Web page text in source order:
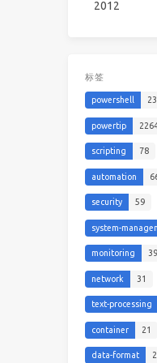
2012
标签
powershell
powertip
scripting 78
automation
security 59
system-
monitoring 39
network 31
text-processing
container 21
data-format